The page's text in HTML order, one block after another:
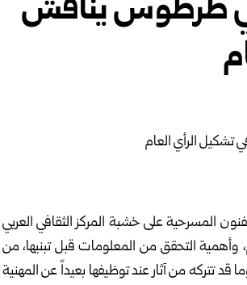
طرطوس يناقش
المسرحية على خشبة المركز الثقافي العربي
وأهمية التحقق من المعلومات قبل تبنيها، من
قد تتركه من آثار عند توظيفها بعيداً عن المهنية